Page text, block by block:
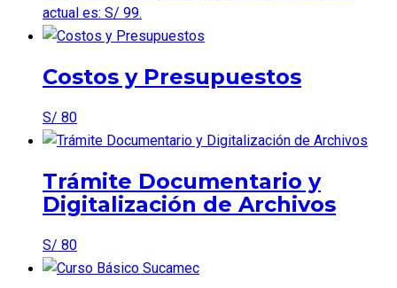
actual es: S/ 99.
Costos y Presupuestos
S/ 80
Trámite Documentario y
Digitalización de Archivos
S/ 80